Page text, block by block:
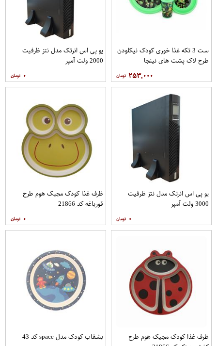
ست 3 تکه غذا خوری کودک نیکلودن
طرح لاک پشت های نینجا
۲۵۳,۰۰۰
یو پی اس انرتک مدل نتز ظرفیت
2000 ولت آمپر
۰
یو پی اس انرتک مدل نتز ظرفیت
3000 ولت آمپر
۰
ظرف غذا کودک مجیک هوم طرح
قورباغه کد 21866
۰
ظرف غذا کودک مجیک هوم طرح
بشقاب کودک مدل space کد 43